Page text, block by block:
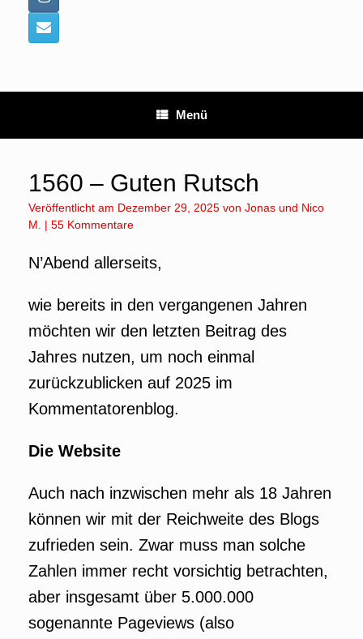
Menü
1560 – Guten Rutsch
Veröffentlicht am Dezember 29, 2025 von Jonas und Nico
M.
| 55 Kommentare
N’Abend allerseits,
wie bereits in den vergangenen Jahren
möchten wir den letzten Beitrag des
Jahres nutzen, um noch einmal
zurückzublicken auf 2025 im
Kommentatorenblog.
Die Website
Auch nach inzwischen mehr als 18 Jahren
können wir mit der Reichweite des Blogs
zufrieden sein. Zwar muss man solche
Zahlen immer recht vorsichtig betrachten,
aber insgesamt über 5.000.000
sogenannte Pageviews (also